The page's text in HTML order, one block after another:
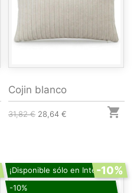
Cojin blanco
31,82 € 28,64 € 
¡Disponible sólo en Internet!
-10%
-10%